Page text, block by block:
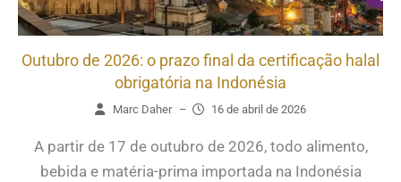
Outubro de 2026: o prazo final da certificação halal
obrigatória na Indonésia
Marc Daher – 16 de abril de 2026
A partir de 17 de outubro de 2026, todo alimento,
bebida e matéria-prima importada na Indonésia